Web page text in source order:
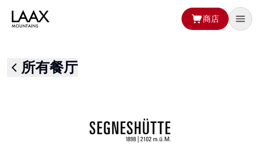
商店
所有餐厅